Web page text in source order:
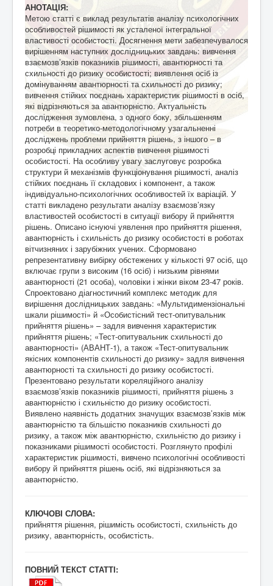
АНОТАЦІЯ:
Метою статті є виклад результатів аналізу психологічних
особливостей рішимості як усталеної інтегральної
властивості особистості. Досягнення мети забезпечувалося
вирішенням наступних дослідницьких завдань: вивчення
взаємозв’язків показників рішимості, авантюрності та
схильності до ризику особистості; виявлення осіб із
домінуванням авантюрності та схильності до ризику;
вивчення стійких поєднань характеристик рішимості в осіб,
які відрізняються за авантюрністю. Актуальність
дослідження зумовлена, з одного боку, збільшенням
потреби в теоретико-методологічному узагальненні
досліджень проблеми прийняття рішень, з іншого – в
розробці прикладних аспектів вивчення рішимості
особистості. На особливу увагу заслуговує розробка
структури й механізмів функціонування рішимості, аналіз
стійких поєднань її складових і компонент, а також
індивідуально-психологічних особливостей їх варіацій. У
статті викладено результати аналізу взаємозв’язку
властивостей особистості в ситуації вибору й прийняття
рішень. Описано існуючі уявлення про прийняття рішення,
авантюрність і схильність до ризику особистості в роботах
вітчизняних і зарубіжних учених. Сформовано
репрезентативну вибірку обстежених у кількості 97 осіб, що
включає групи з високим (16 осіб) і низьким рівнями
авантюрності (21 особа), чоловіки і жінки віком 23-47 років.
Спроектовано діагностичний комплекс методик для
вирішення дослідницьких завдань: «Мультидимензіональні
шкали рішимості» й «Особистісний тест-опитувальник
прийняття рішень» – задля вивчення характеристик
прийняття рішень; «Тест-опитувальник схильності до
авантюрності» (АВАНТ-1), а також «Тест-опитувальник
якісних компонентів схильності до ризику» задля вивчення
авантюрності та схильності до ризику особистості.
Презентовано результати кореляційного аналізу
взаємозв’язків показників рішимості, прийняття рішень з
авантюрністю і схильністю до ризику особистості.
Виявлено наявність додатних значущих взаємозв’язків між
авантюрністю та більшістю показників схильності до
ризику, а також між авантюрністю, схильністю до ризику і
показниками рішимості особистості. Розглянуто профілі
характеристик рішимості, вивчено психологічні особливості
вибору й прийняття рішень осіб, які відрізняються за
авантюрністю.
КЛЮЧОВІ СЛОВА:
прийняття рішення, рішимість особистості, схильність до
ризику, авантюрність, особистість.
ПОВНИЙ ТЕКСТ СТАТТІ: